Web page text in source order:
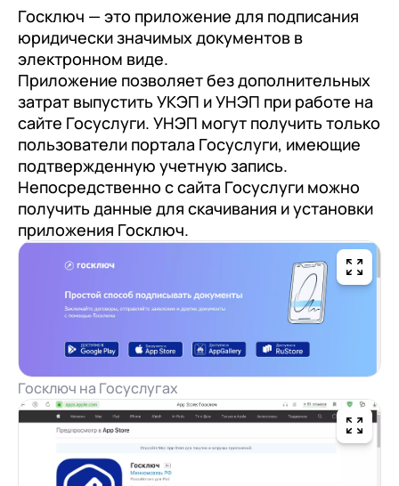
Госключ — это приложение для подписания
юридически значимых документов в
электронном виде.
Приложение позволяет без дополнительных
затрат выпустить УКЭП и УНЭП при работе на
сайте Госуслуги. УНЭП могут получить только
пользователи портала Госуслуги, имеющие
подтвержденную учетную запись.
Непосредственно с сайта Госуслуги можно
получить данные для скачивания и установки
приложения Госключ.
Госключ на Госуслугах